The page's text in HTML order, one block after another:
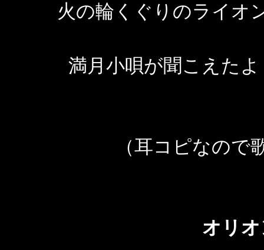
火の輪くぐりのライ
満月小唄が聞こえた
（耳コピなので
オリ